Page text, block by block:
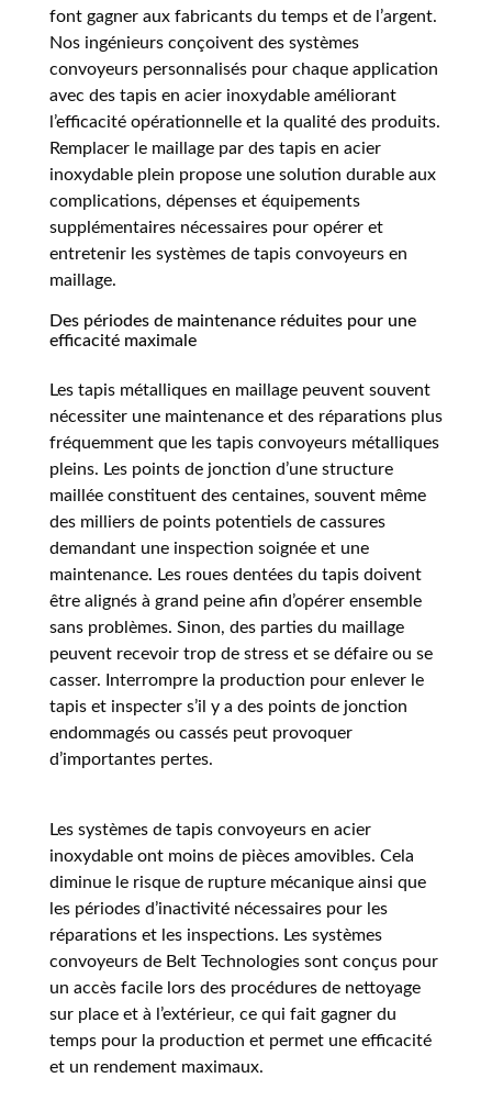
font gagner aux fabricants du temps et de l’argent.
Nos ingénieurs conçoivent des systèmes
convoyeurs personnalisés pour chaque application
avec des tapis en acier inoxydable améliorant
l’efficacité opérationnelle et la qualité des produits.
Remplacer le maillage par des tapis en acier
inoxydable plein propose une solution durable aux
complications, dépenses et équipements
supplémentaires nécessaires pour opérer et
entretenir les systèmes de tapis convoyeurs en
maillage.
Des périodes de maintenance réduites pour une
efficacité maximale
Les tapis métalliques en maillage peuvent souvent
nécessiter une maintenance et des réparations plus
fréquemment que les tapis convoyeurs métalliques
pleins. Les points de jonction d’une structure
maillée constituent des centaines, souvent même
des milliers de points potentiels de cassures
demandant une inspection soignée et une
maintenance. Les roues dentées du tapis doivent
être alignés à grand peine afin d’opérer ensemble
sans problèmes. Sinon, des parties du maillage
peuvent recevoir trop de stress et se défaire ou se
casser. Interrompre la production pour enlever le
tapis et inspecter s’il y a des points de jonction
endommagés ou cassés peut provoquer
d’importantes pertes.
Les systèmes de tapis convoyeurs en acier
inoxydable ont moins de pièces amovibles. Cela
diminue le risque de rupture mécanique ainsi que
les périodes d’inactivité nécessaires pour les
réparations et les inspections. Les systèmes
convoyeurs de Belt Technologies sont conçus pour
un accès facile lors des procédures de nettoyage
sur place et à l’extérieur, ce qui fait gagner du
temps pour la production et permet une efficacité
et un rendement maximaux.